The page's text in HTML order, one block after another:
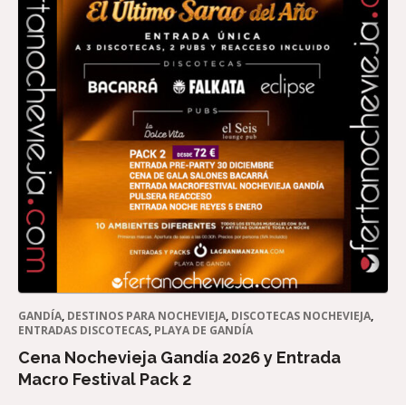
GANDÍA, DESTINOS PARA NOCHEVIEJA, DISCOTECAS NOCHEVIEJA,
ENTRADAS DISCOTECAS, PLAYA DE GANDÍA
Cena Nochevieja Gandía 2026 y Entrada
Macro Festival Pack 2